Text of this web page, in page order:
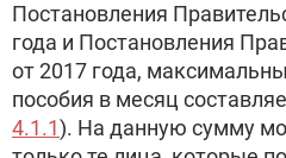
Постановления
года и Постановления
от 2017 года,
пособия в месяц
4.1.1). На данную сумму